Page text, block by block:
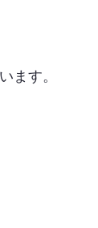
ます。